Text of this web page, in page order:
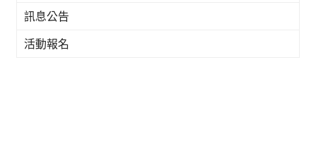
訊息公告
活動報名